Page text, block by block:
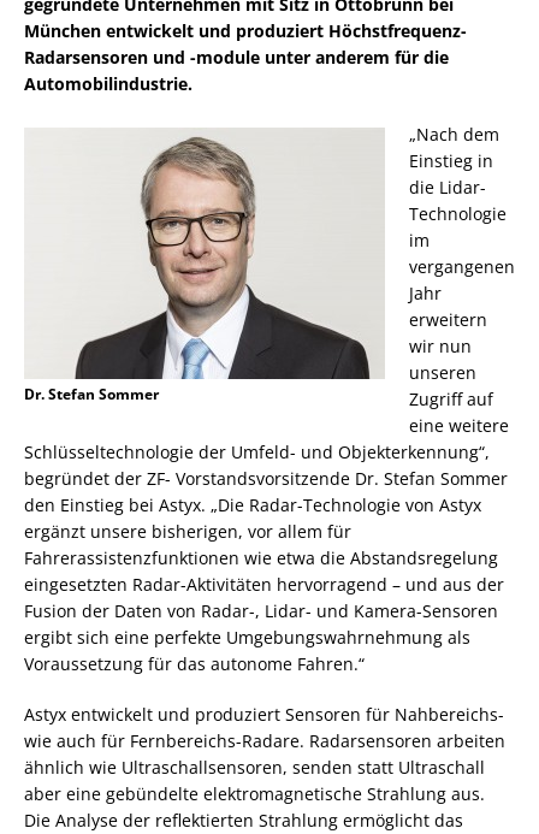
München entwickelt und produziert Höchstfrequenz-
Radarsensoren und -module unter anderem für die
Automobilindustrie.
Dr. Stefan Sommer
„Nach dem
Einstieg in
die Lidar-
Technologie
im
vergangenen
Jahr
erweitern
wir nun
unseren
Zugriff auf
eine weitere
Schlüsseltechnologie der Umfeld- und Objekterkennung“,
begründet der ZF- Vorstandsvorsitzende Dr. Stefan Sommer
den Einstieg bei Astyx. „Die Radar-Technologie von Astyx
ergänzt unsere bisherigen, vor allem für
Fahrerassistenzfunktionen wie etwa die Abstandsregelung
eingesetzten Radar-Aktivitäten hervorragend – und aus der
Fusion der Daten von Radar-, Lidar- und Kamera-Sensoren
ergibt sich eine perfekte Umgebungswahrnehmung als
Voraussetzung für das autonome Fahren.“
Astyx entwickelt und produziert Sensoren für Nahbereichs-
wie auch für Fernbereichs-Radare. Radarsensoren arbeiten
ähnlich wie Ultraschallsensoren, senden statt Ultraschall
aber eine gebündelte elektromagnetische Strahlung aus.
Die Analyse der reflektierten Strahlung ermöglicht das